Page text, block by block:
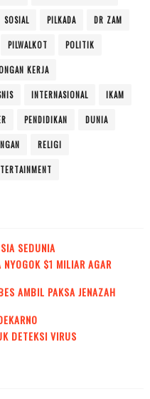
SOSIAL PILKADA DR ZAM
PILWALKOT POLITIK
KERJA
INTERNASIONAL IKAM
PENDIDIKAN DUNIA
RELIGI
SEDUNIA
$1 MILIAR AGAR
AMBIL PAKSA JENAZAH
DETEKSI VIRUS